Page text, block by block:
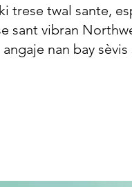
trese twal sante,
sant vibran
angaje nan bay